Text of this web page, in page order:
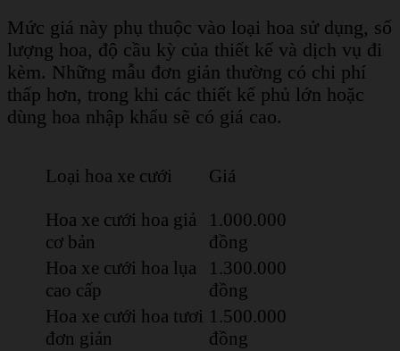
Mức giá này phụ thuộc vào loại hoa sử dụng, số
lượng hoa, độ cầu kỳ của thiết kế và dịch vụ đi
kèm. Những mẫu đơn giản thường có chi phí
thấp hơn, trong khi các thiết kế phủ lớn hoặc
dùng hoa nhập khẩu sẽ có giá cao.
Loại hoa xe cưới Giá
Hoa xe cưới hoa giả
cơ bản
1.000.000
đồng
Hoa xe cưới hoa lụa
cao cấp
1.300.000
đồng
Hoa xe cưới hoa tươi
đơn giản
1.500.000
đồng